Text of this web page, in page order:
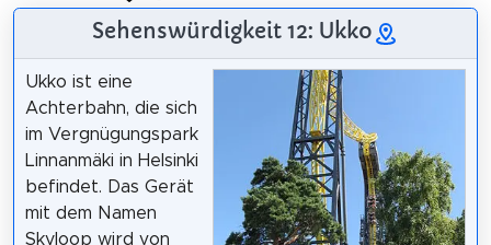
Sehenswürdigkeit 12: Ukko
Ukko ist eine
Achterbahn, die sich
im Vergnügungspark
Linnanmäki in Helsinki
befindet. Das Gerät
mit dem Namen
Skyloop wird von